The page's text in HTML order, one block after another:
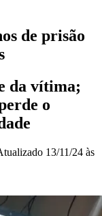
de prisão
da vítima;
o
13/11/24 às